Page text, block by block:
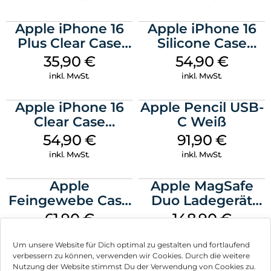
Um unsere Website für Dich optimal zu gestalten und fortlaufend
verbessern zu können, verwenden wir Cookies. Durch die weitere
Nutzung der Website stimmst Du der Verwendung von Cookies zu.
Apple iPhone 16
Plus Clear Case
MagSafe
Transparent
35,90 €
inkl. MwSt.
Apple iPhone 16
Silicone Case
MagSafe Lake
Green
54,90 €
inkl. MwSt.
Apple iPhone 16
Clear Case
MagSafe
Transparent
54,90 €
inkl. MwSt.
Apple Pencil USB-
C Weiß
91,90 €
inkl. MwSt.
Apple
Feingewebe Case
iPhone 15 Pro
61,90€
Apple MagSafe
Duo Ladegerät
Weiß
148,90€